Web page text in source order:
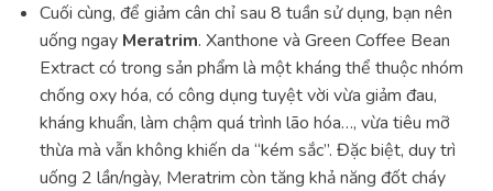
Cuối cùng, để giảm cân chỉ sau 8 tuần sử dụng, bạn nên
uống ngay Meratrim. Xanthone và Green Coffee Bean
Extract có trong sản phẩm là một kháng thể thuộc nhóm
chống oxy hóa, có công dụng tuyệt vời vừa giảm đau,
kháng khuẩn, làm chậm quá trình lão hóa…, vừa tiêu mỡ
thừa mà vẫn không khiến da “kém sắc”. Đặc biệt, duy trì
uống 2 lần/ngày, Meratrim còn tăng khả năng đốt cháy